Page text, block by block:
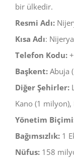
bir ülkedir.
Resmi Adı:
Kısa Adı: Nijerya
Telefon Kodu:
Başkent: Abuja
Diğer Şehirler:
Kano (1 milyon),
Yönetim
Bağımsızlık: 1
Nüfus: 158